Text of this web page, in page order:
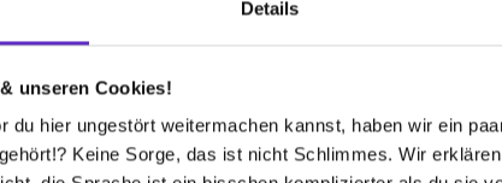
Details
unseren Cookies!
du hier ungestört weitermachen kannst, haben wir ein
Keine Sorge, das ist nicht Schlimmes. Wir
(m/w/d) mit Zusatzqualifikation
Platz